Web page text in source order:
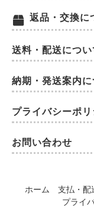
返品・交換に
送料・配送につい
納期・発送案内に
プライバシーポリ
お問い合わせ
ホーム 支払・配
プライ